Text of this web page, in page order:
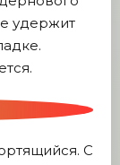
удержит
С